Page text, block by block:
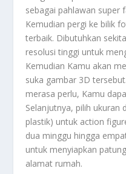
sebagai pahlawan
Kemudian pergi ke bilik
terbaik. Dibutuhkan
resolusi tinggi untuk
Kemudian Kamu akan
suka gambar 3D
merasa perlu, Kamu
Selanjutnya, pilih ukuran
plastik) untuk action
dua minggu hingga
untuk menyiapkan
alamat rumah.